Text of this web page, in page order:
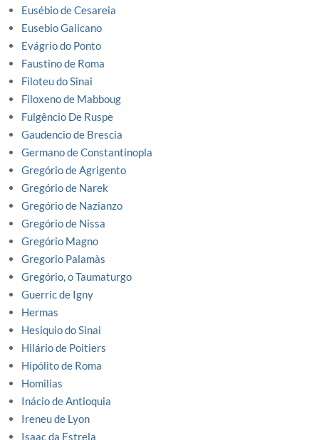
Eusébio de Cesareia
Eusebio Galicano
Evágrio do Ponto
Faustino de Roma
Filoteu do Sinai
Filoxeno de Mabboug
Fulgêncio De Ruspe
Gaudencio de Brescia
Germano de Constantinopla
Gregório de Agrigento
Gregório de Narek
Gregório de Nazianzo
Gregório de Nissa
Gregório Magno
Gregorio Palamàs
Gregório, o Taumaturgo
Guerric de Igny
Hermas
Hesiquio do Sinai
Hilário de Poitiers
Hipólito de Roma
Homilias
Inácio de Antioquia
Ireneu de Lyon
Isaac da Estrela